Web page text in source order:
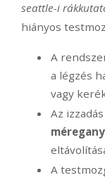
seattle-i
hiányos
A
a légzés
vagy
Az
A